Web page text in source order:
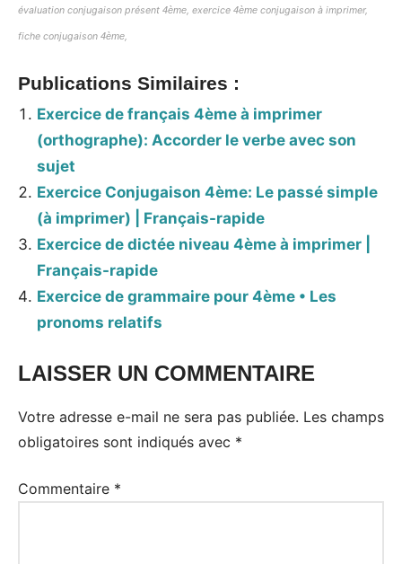
évaluation conjugaison présent 4ème, exercice 4ème conjugaison à imprimer,
fiche conjugaison 4ème,
Publications Similaires :
Exercice de français 4ème à imprimer
(orthographe): Accorder le verbe avec son
sujet
Exercice Conjugaison 4ème: Le passé simple
(à imprimer) | Français-rapide
Exercice de dictée niveau 4ème à imprimer |
Français-rapide
Exercice de grammaire pour 4ème • Les
pronoms relatifs
LAISSER UN COMMENTAIRE
Votre adresse e-mail ne sera pas publiée. Les champs
obligatoires sont indiqués avec *
Commentaire *